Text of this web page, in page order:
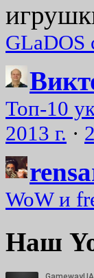
GLaDOS
Топ-10
2013 г. ·
WoW и
Наш